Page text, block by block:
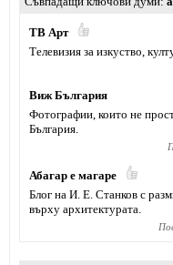
ТВ Арт
Телевизия за изкуство,
Виж България
Фотографии, които не
България.
Абагар е магаре
Блог на И. Е. Станков с
върху архитектурата.